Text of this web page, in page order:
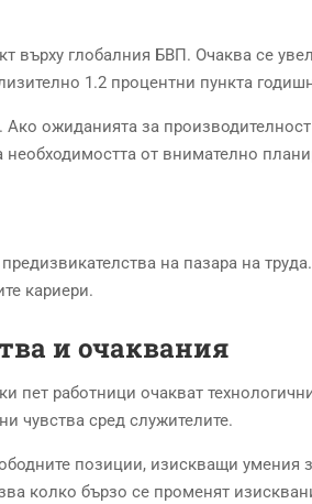
върху глобалния БВП. Очаква се
1.2 процентни пункта
ожиданията за
от внимателно
на пазара на
кариери.
и очаквания
пет работници очакват
чувства сред служителите.
позиции, изискващи умения
колко бързо се променят